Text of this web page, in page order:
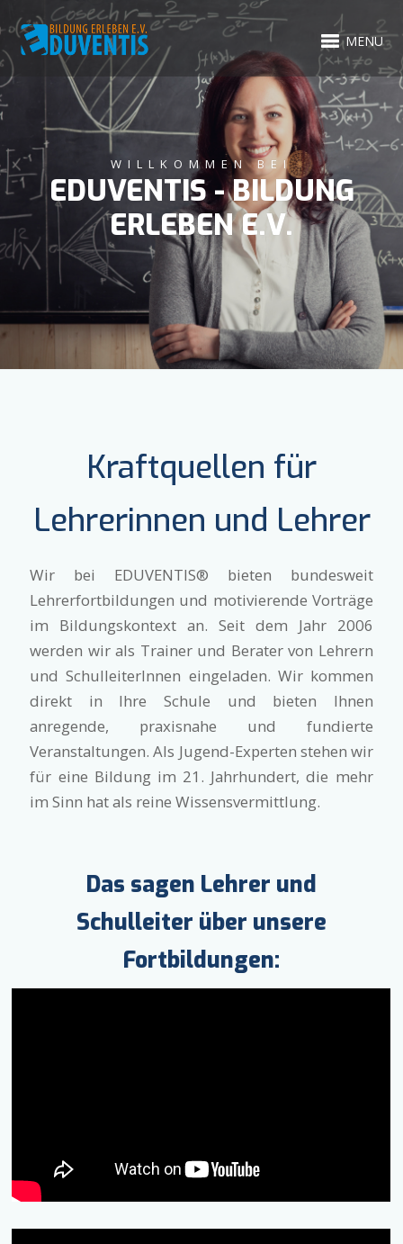
MENU
WILLKOMMEN BEI
EDUVENTIS - BILDUNG
ERLEBEN E.V.
Kraftquellen für
Lehrerinnen und Lehrer
Wir bei EDUVENTIS® bieten bundesweit
Lehrerfortbildungen und motivierende Vorträge
im Bildungskontext an. Seit dem Jahr 2006
werden wir als Trainer und Berater von Lehrern
und SchulleiterInnen eingeladen. Wir kommen
direkt in Ihre Schule und bieten Ihnen
anregende, praxisnahe und fundierte
Veranstaltungen. Als Jugend-Experten stehen wir
für eine Bildung im 21. Jahrhundert, die mehr
im Sinn hat als reine Wissensvermittlung.
Das sagen Lehrer und
Schulleiter über unsere
Fortbildungen: